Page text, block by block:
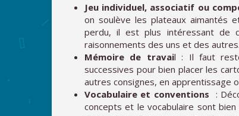
Jeu individuel, associatif ou
on soulève les plateaux aimantés
perdu, il est plus intéressant de
raisonnements des uns et des autres.
Mémoire de travail : Il faut
successives pour bien placer les
autres consignes, en apprentissage
Vocabulaire et conventions :
concepts et le vocabulaire sont bien